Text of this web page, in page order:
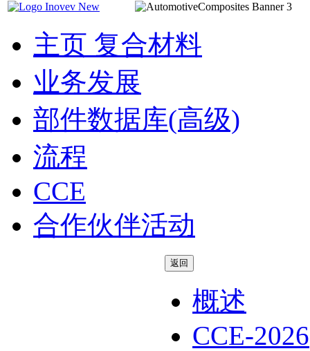
主页 复合材料
业务发展
部件数据库(高级)
流程
CCE
合作伙伴活动
返回
概述
CCE-2026